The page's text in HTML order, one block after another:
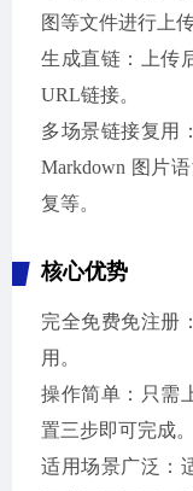
图等文件进行上传
生成直链：上传
URL链接。
多场景链接复用
Markdown 图片
复等。
核心优势
完全免费免注册
用。
操作简单：只需
置三步即可完成。
适用场景广泛：